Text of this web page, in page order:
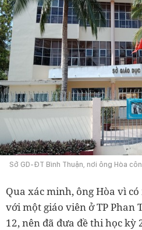
Sở GD-ĐT Bình Thuận, nơi ông Hòa
Qua xác minh, ông Hòa vì
với một giáo viên ở TP Phan
12, nên đã đưa đề thi học kỳ